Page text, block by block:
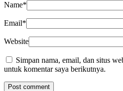
Name*
Email*
Website
Simpan nama, email, dan situs
untuk komentar saya berikutnya.